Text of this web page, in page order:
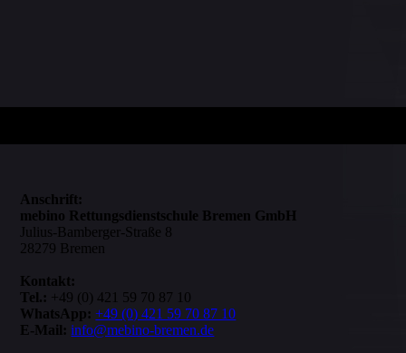
Anschrift:
mebino Rettungsdienstschule Bremen GmbH
Julius-Bamberger-Straße 8
28279 Bremen
Kontakt:
Tel.: +49 (0) 421 59 70 87 10
WhatsApp:+49 (0) 421 59 70 87 10
E-Mail: info@mebino-bremen.de